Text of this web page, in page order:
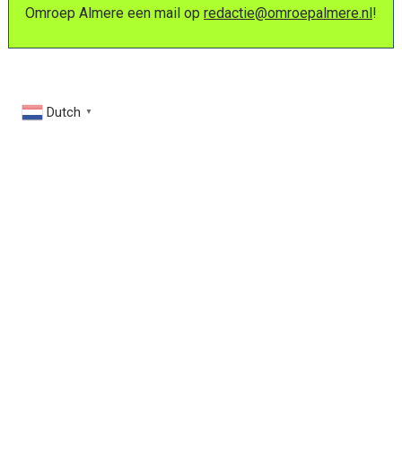
Omroep Almere een mail op redactie@omroepalmere.nl!
Dutch ▼